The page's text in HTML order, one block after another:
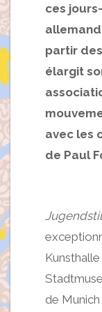
ces
partir
élargit
avec les
de Paul
de